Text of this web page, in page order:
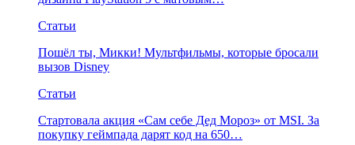
Статьи
Пошёл ты, Микки! Мультфильмы, которые бросали
вызов Disney
Статьи
Стартовала акция «Сам себе Дед Мороз» от MSI. За
покупку геймпада дарят код на 650…